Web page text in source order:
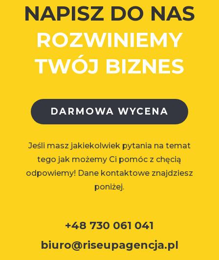
NAPISZ DO NAS
ROZWINIEMY
TWÓJ BIZNES
DARMOWA WYCENA
Jeśli masz jakiekolwiek pytania na temat
tego jak możemy Ci pomóc z chęcią
odpowiemy! Dane kontaktowe znajdziesz
poniżej.
+48 730 061 041
biuro@riseupagencja.pl